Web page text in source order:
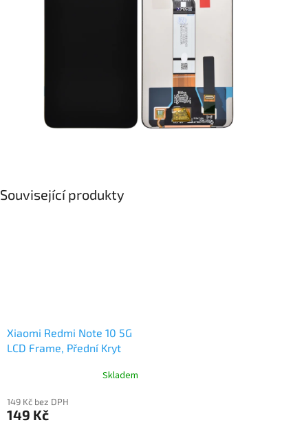
Související produkty
Xiaomi Redmi Note 10 5G
LCD Frame, Přední Kryt
Skladem
149 Kč bez DPH
149 Kč